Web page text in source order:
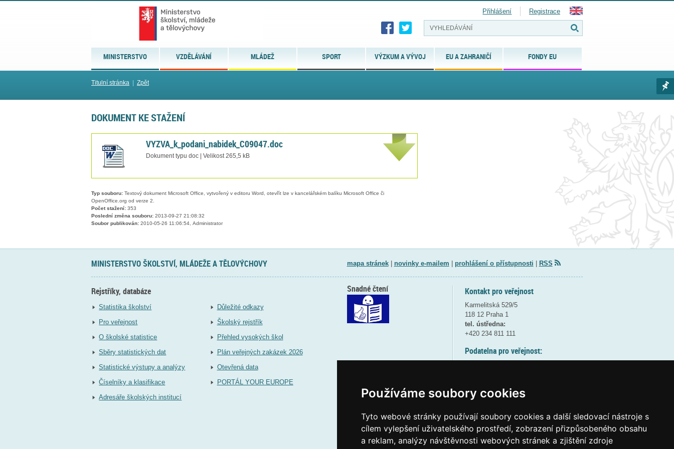
Používáme soubory cookies
Tyto webové stránky používají soubory cookies a další sledovací nástroje s
cílem vylepšení uživatelského prostředí, zobrazení přizpůsobeného obsahu
a reklam, analýzy návštěvnosti webových stránek a zjištění zdroje
MINISTERSTVO VZDĚLÁVÁNÍ MLÁDEŽ SPORT VÝZKUM A VÝVOJ EU A ZAHRANIČÍ FONDY EU
Přihlášení Registrace
Titulní stránka Zpět
DOKUMENT KE STAŽENÍ
VYZVA_k_podani_nabidek_C09047.doc
Dokument typu doc | Velikost 265,5 kB
Typ souboru: Textový dokument Microsoft Office, vytvořený v editoru Word, otevřít lze v kancelářském balíku Microsoft Office či
OpenOffice.org od verze 2.
Počet stažení: 353
Poslední změna souboru: 2013-09-27 21:08:32
Soubor publikován: 2010-05-26 11:06:54, Administrator
MINISTERSTVO ŠKOLSTVÍ, MLÁDEŽE A TĚLOVÝCHOVY mapa stránek| novinky e-mailem prohlášení o přístupnosti RSS
Rejstříky, databáze
Statistika školství
Pro veřejnost
O školské statistice
Sběry statistických dat
Statistické výstupy a analýzy
Číselníky a klasifikace
Adresáře školských institucí
Důležité odkazy
Školský rejstřík
Přehled vysokých škol
Plán veřejných zakázek 2026
Otevřená data
PORTÁL YOUR EUROPE
Kontakt pro veřejnost
Karmelitská 529/5
118 12 Praha 1
tel. ústředna:
+420 234 811 111
Podatelna pro veřejnost:
(více informací
Elektronická podatelna:
posta@msmt.gov.cz
Snadné čtení